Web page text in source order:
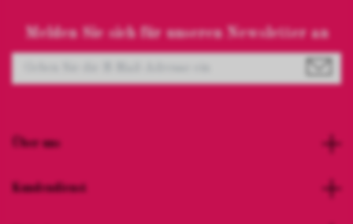
Melden Sie sich für unseren Newsletter an
Über uns
Kundendienst